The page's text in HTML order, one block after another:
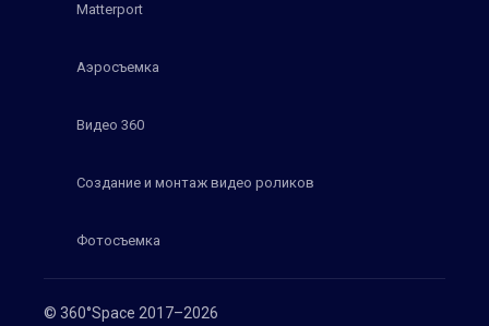
© 360°Space 2017–2026
Matterport
Аэросъемка
Видео 360
Создание и монтаж видео роликов
Фотосъемка